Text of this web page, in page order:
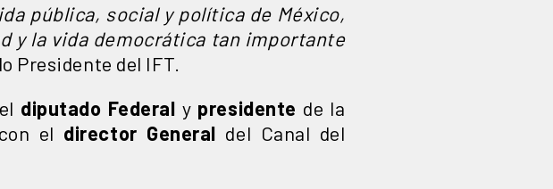
pública, social y política de México,
y la vida democrática tan importante
Presidente del IFT.
diputado Federal y presidente de la
el director General del Canal del